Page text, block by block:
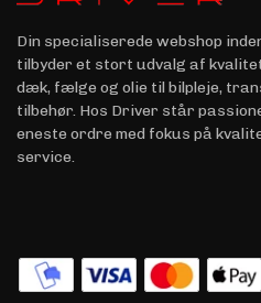
Din specialiserede webshop
tilbyder et stort udvalg af
dæk, fælge og olie til bilpleje,
tilbehør. Hos Driver står
eneste ordre med fokus på
service.